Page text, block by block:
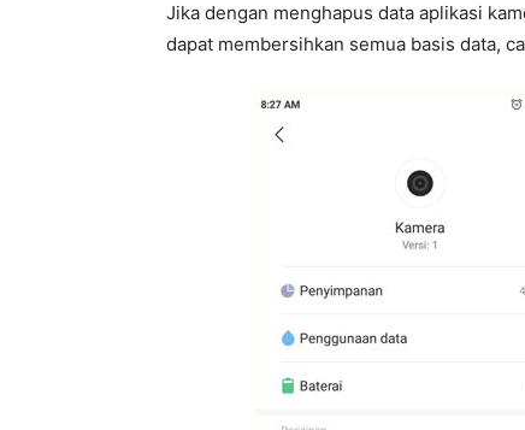
Jika dengan menghapus data aplikasi
dapat membersihkan semua basis data,